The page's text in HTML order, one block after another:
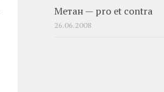
Метан — pro et contra
26.06.2008